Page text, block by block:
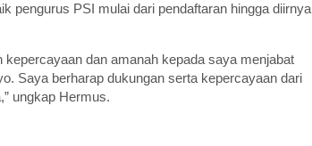
pengurus PSI mulai dari pendaftaran hingga diirnya
dan amanah kepada saya menjabat
Saya berharap dukungan serta kepercayaan dari
ungkap Hermus.